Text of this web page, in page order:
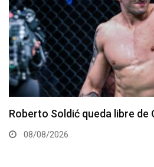
Kamaru Usman debe regresar
afirma representante